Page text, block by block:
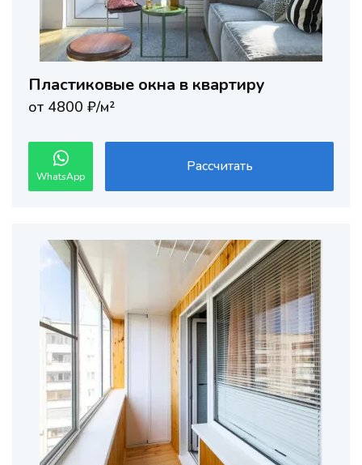
Пластиковые окна в квартиру
от 4800 ₽/м²
WhatsApp
Рассчитать